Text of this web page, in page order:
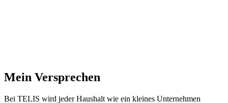
Mein Versprechen
Bei TELIS wird jeder Haushalt wie ein kleines Unternehmen